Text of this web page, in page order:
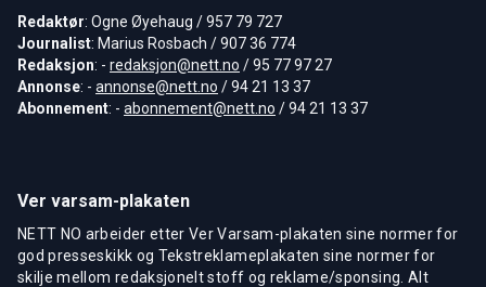
Redaktør: Ogne Øyehaug / 957 79 727
Journalist: Marius Rosbach / 907 36 774
Redaksjon: - redaksjon@nett.no / 95 77 97 27
Annonse: - annonse@nett.no / 94 21 13 37
Abonnement: - abonnement@nett.no / 94 21 13 37
Ver varsam-plakaten
NETT NO arbeider etter Ver Varsam-plakaten sine normer for
god presseskikk og Tekstreklameplakaten sine normer for
skilje mellom redaksjonelt stoff og reklame/sponsing. Alt